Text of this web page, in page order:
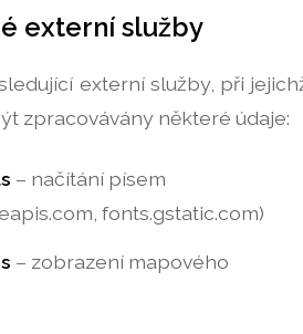
externí služby
externí služby, při
zpracovávány některé údaje:
– načítání písem
fonts.gstatic.com)
– zobrazení mapového